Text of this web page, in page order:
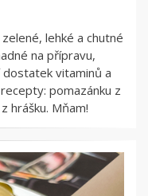
lehké a chutné
na přípravu,
vitaminů a
pomazánku z
hrášku. Mňam!